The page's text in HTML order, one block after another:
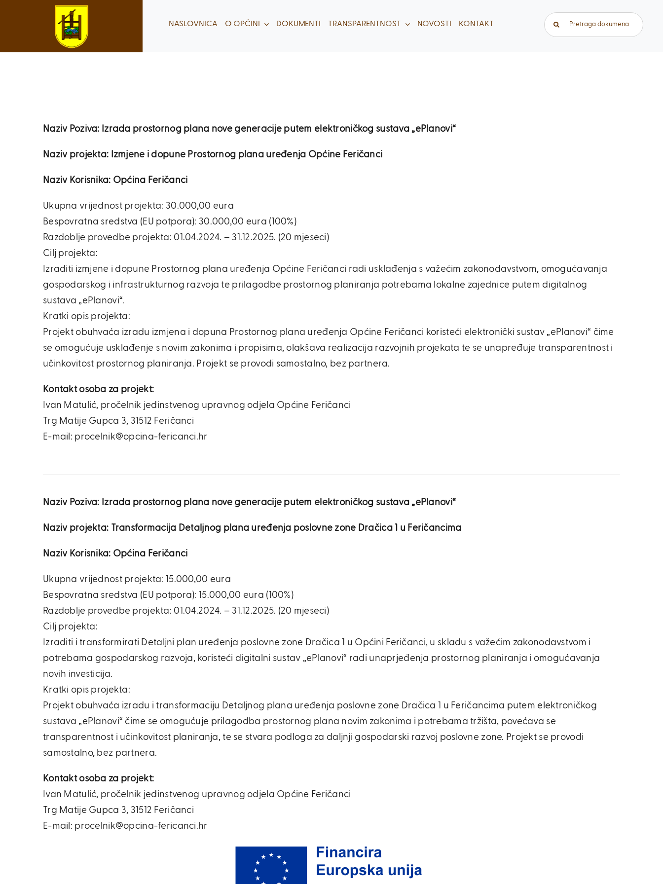
NASLOVNICA O OPĆINI DOKUMENTI TRANSPARENTNOST NOVOSTI KONTAKT Traži...
Naziv Poziva: Izrada prostornog plana nove generacije putem elektroničkog sustava „ePlanovi“
Naziv projekta: Izmjene i dopune Prostornog plana uređenja Općine Feričanci
Naziv Korisnika: Općina Feričanci
Ukupna vrijednost projekta: 30.000,00 eura
Bespovratna sredstva (EU potpora): 30.000,00 eura (100%)
Razdoblje provedbe projekta: 01.04.2024. – 31.12.2025. (20 mjeseci)
Cilj projekta:
Izraditi izmjene i dopune Prostornog plana uređenja Općine Feričanci radi usklađenja s važećim zakonodavstvom, omogućavanja
gospodarskog i infrastrukturnog razvoja te prilagodbe prostornog planiranja potrebama lokalne zajednice putem digitalnog
sustava „ePlanovi“.
Kratki opis projekta:
Projekt obuhvaća izradu izmjena i dopuna Prostornog plana uređenja Općine Feričanci koristeći elektronički sustav „ePlanovi“ čime
se omogućuje usklađenje s novim zakonima i propisima, olakšava realizacija razvojnih projekata te se unapređuje transparentnost i
učinkovitost prostornog planiranja. Projekt se provodi samostalno, bez partnera.
Kontakt osoba za projekt:
Ivan Matulić, pročelnik jedinstvenog upravnog odjela Općine Feričanci
Trg Matije Gupca 3, 31512 Feričanci
E-mail: procelnik@opcina-fericanci.hr
Naziv Poziva: Izrada prostornog plana nove generacije putem elektroničkog sustava „ePlanovi“
Naziv projekta: Transformacija Detaljnog plana uređenja poslovne zone Dračica 1 u Feričancima
Naziv Korisnika: Općina Feričanci
Ukupna vrijednost projekta: 15.000,00 eura
Bespovratna sredstva (EU potpora): 15.000,00 eura (100%)
Razdoblje provedbe projekta: 01.04.2024. – 31.12.2025. (20 mjeseci)
Cilj projekta:
Izraditi i transformirati Detaljni plan uređenja poslovne zone Dračica 1 u Općini Feričanci, u skladu s važećim zakonodavstvom i
potrebama gospodarskog razvoja, koristeći digitalni sustav „ePlanovi“ radi unaprjeđenja prostornog planiranja i omogućavanja
novih investicija.
Kratki opis projekta:
Projekt obuhvaća izradu i transformaciju Detaljnog plana uređenja poslovne zone Dračica 1 u Feričancima putem elektroničkog
sustava „ePlanovi“ čime se omogućuje prilagodba prostornog plana novim zakonima i potrebama tržišta, povećava se
transparentnost i učinkovitost planiranja, te se stvara podloga za daljnji gospodarski razvoj poslovne zone. Projekt se provodi
samostalno, bez partnera.
Kontakt osoba za projekt:
Ivan Matulić, pročelnik jedinstvenog upravnog odjela Općine Feričanci
Trg Matije Gupca 3, 31512 Feričanci
E-mail: procelnik@opcina-fericanci.hr